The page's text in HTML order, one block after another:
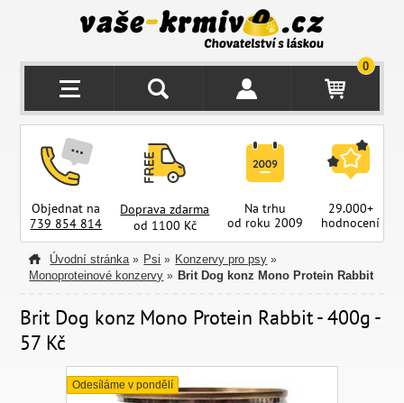
0
Objednat na
739 854 814
Doprava zdarma
od 1100 Kč
Na trhu
od roku 2009
29.000+
hodnocení
Úvodní stránka » Psi » Konzervy pro psy »
Monoproteinové konzervy » Brit Dog konz Mono Protein Rabbit
Brit Dog konz Mono Protein Rabbit - 400g -
57 Kč
Odesíláme v pondělí